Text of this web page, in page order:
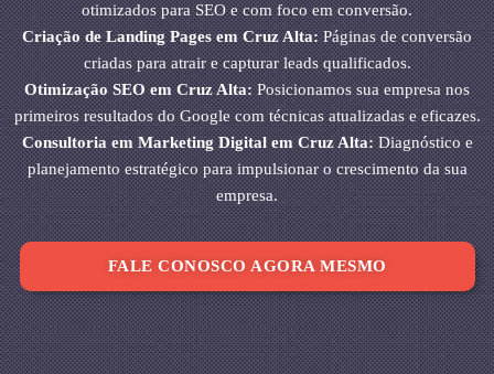
otimizados para SEO e com foco em conversão.
Criação de Landing Pages em Cruz Alta:Páginas de conversão
criadas para atrair e capturar leads qualificados.
Otimização SEO em Cruz Alta:Posicionamos sua empresa nos
primeiros resultados do Google com técnicas atualizadas e eficazes.
Consultoria em Marketing Digital em Cruz Alta:Diagnóstico e
planejamento estratégico para impulsionar o crescimento da sua
empresa.
FALE CONOSCO AGORA MESMO